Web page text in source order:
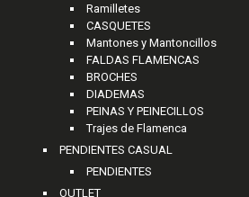
Ramilletes
CASQUETES
Mantones y Mantoncillos
FALDAS FLAMENCAS
BROCHES
DIADEMAS
PEINAS Y PEINECILLOS
Trajes de Flamenca
PENDIENTES CASUAL
PENDIENTES
OUTLET